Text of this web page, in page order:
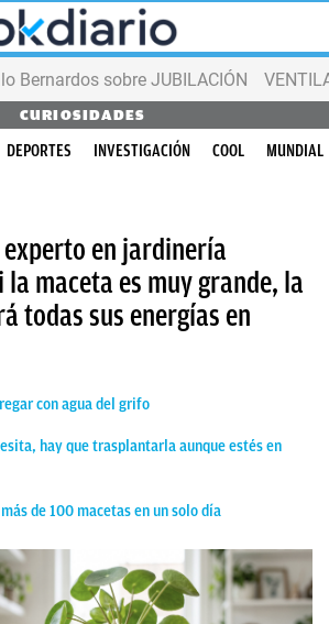
Bernardos sobre JUBILACIÓN
CURIOSIDADES
DEPORTES INVESTIGACIÓN COOL MUNDIAL
en jardinería
la maceta es muy grande, la
todas sus energías en
con agua del grifo
hay que trasplantarla aunque estés en
de 100 macetas en un solo día